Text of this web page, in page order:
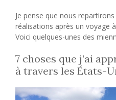
Je pense que nous
réalisations après un voyage
Voici quelques-unes des
7 choses que j’ai
à travers les États-